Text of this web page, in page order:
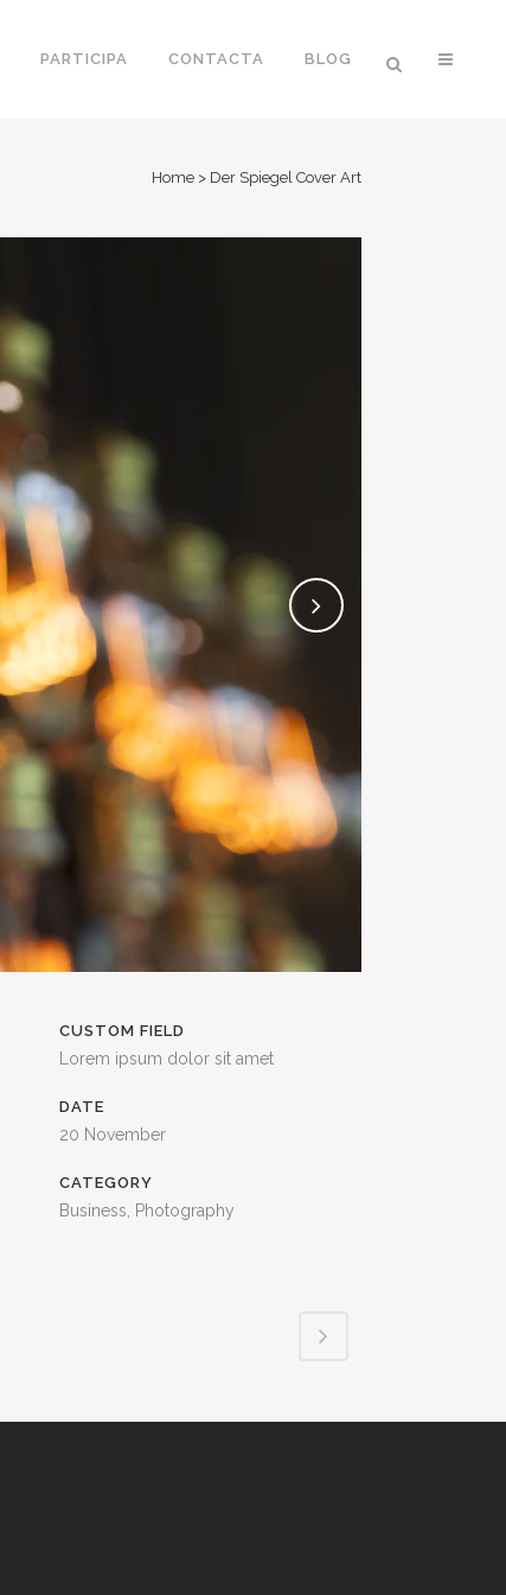
PARTICIPA CONTACTA BLOG
Home > Der Spiegel Cover Art
CUSTOM FIELD
Lorem ipsum dolor sit amet
DATE
20 November
CATEGORY
Business, Photography